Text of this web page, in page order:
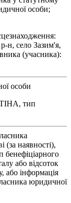
особи;
н, село Зазим'я,
(учасника):
особи
тип
(за наявності),
бенефіціарного
або відсоток
або інформація
юридичної